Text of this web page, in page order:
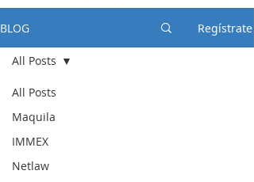
BLOG Regístrate
All Posts
Maquila
IMMEX
Netlaw
All Posts